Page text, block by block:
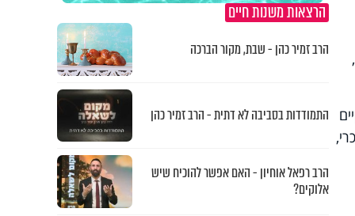
הרצאות משנות חיים
הרב זמיר כהן - שבת, מקור הברכה
התמודדות בסביבה לא דתית - הרב זמיר כהן
הרב רפאל אוחיון - האם אפשר להוכיח שיש
אלוקים?